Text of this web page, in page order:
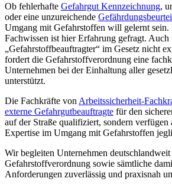
Ob fehlerhafte Gefahrgut Kennzeichnung,
oder eine unzureichende
Umgang mit Gefahrstoffen will gelernt sein.
Fachwissen ist hier Erfahrung gefragt.
„Gefahrstoffbeauftragter“ im Gesetz nicht
fordert die Gefahrstoffverordnung eine
Unternehmen bei der Einhaltung aller
unterstützt.
Die Fachkräfte von Arbeitssicherheit-
externe Gefahrgutbeauftragte für den
auf der Straße qualifiziert, sondern verfügen
Expertise im Umgang mit Gefahrstoffen
Wir begleiten Unternehmen
Gefahrstoffverordnung sowie sämtliche
Anforderungen zuverlässig und praxisnah